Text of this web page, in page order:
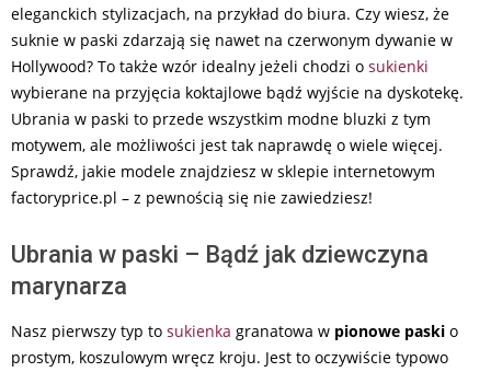
eleganckich stylizacjach, na przykład do biura. Czy wiesz, że
suknie w paski zdarzają się nawet na czerwonym dywanie w
Hollywood? To także wzór idealny jeżeli chodzi o sukienki
wybierane na przyjęcia koktajlowe bądź wyjście na dyskotekę.
Ubrania w paski to przede wszystkim modne bluzki z tym
motywem, ale możliwości jest tak naprawdę o wiele więcej.
Sprawdź, jakie modele znajdziesz w sklepie internetowym
factoryprice.pl – z pewnością się nie zawiedziesz!
Ubrania w paski – Bądź jak dziewczyna
marynarza
Nasz pierwszy typ to sukienka granatowa w pionowe paski o
prostym, koszulowym wręcz kroju. Jest to oczywiście typowo